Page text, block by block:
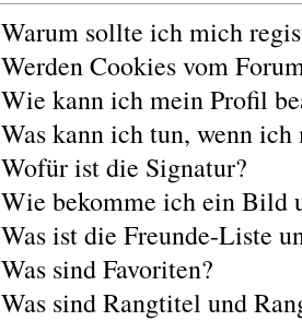
Warum sollte ich mich
Werden Cookies vom
Wie kann ich mein Profil
Was kann ich tun, wenn ich
Wofür ist die Signatur?
Wie bekomme ich ein Bild
Was ist die Freunde-Liste
Was sind Favoriten?
Was sind Rangtitel und